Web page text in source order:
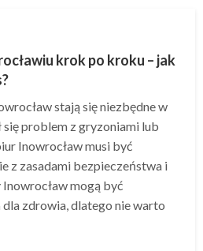
krok po kroku – jak
stają się niezbędne w
się problem z gryzoniami lub
Inowrocław musi być
z zasadami bezpieczeństwa i
mogą być
zdrowia, dlatego nie warto